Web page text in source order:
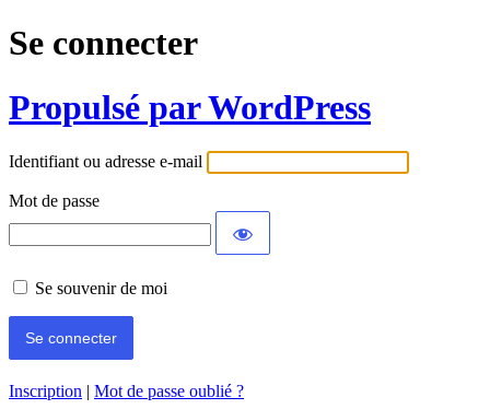
Se connecter
Propulsé par WordPress
Identifiant ou adresse e-mail
Mot de passe
Se souvenir de moi
Inscription | Mot de passe oublié ?